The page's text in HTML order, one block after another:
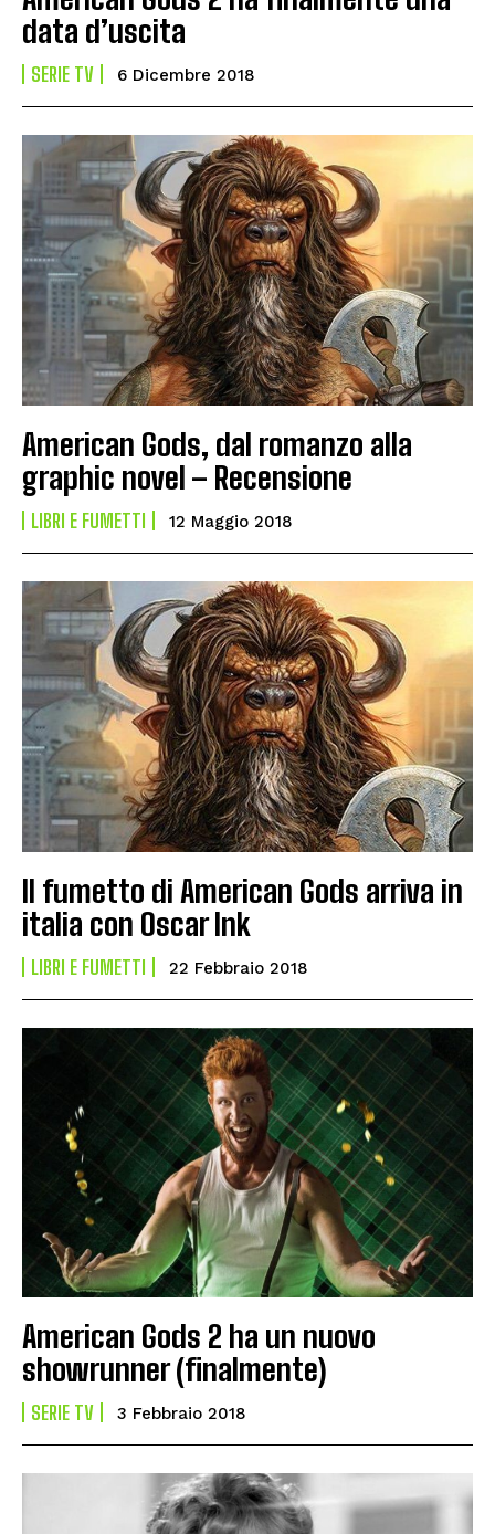
data d’uscita
SERIE TV 6 Dicembre 2018
American Gods, dal romanzo alla
graphic novel – Recensione
LIBRI E FUMETTI 12 Maggio 2018
Il fumetto di American Gods arriva in
italia con Oscar Ink
LIBRI E FUMETTI 22 Febbraio 2018
American Gods 2 ha un nuovo
showrunner (finalmente)
SERIE TV 3 Febbraio 2018